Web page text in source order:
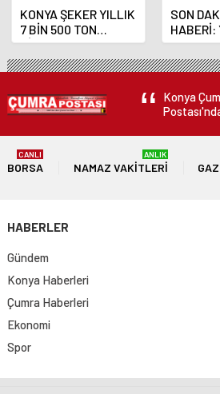
KONYA ŞEKER YILLIK
7 BİN 500 TON
ÇİKOLATALI ÜRÜN
ÜRETİLECEK
SON
HABERİ:
Bankası
Fatih
Konya
BORSA
CANLI
NAMAZ VAKITLERI
ANLIK
HABERLER
Gündem
Konya Haberleri
Çumra Haberleri
Ekonomi
Spor